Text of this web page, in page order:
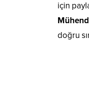
için
doğru